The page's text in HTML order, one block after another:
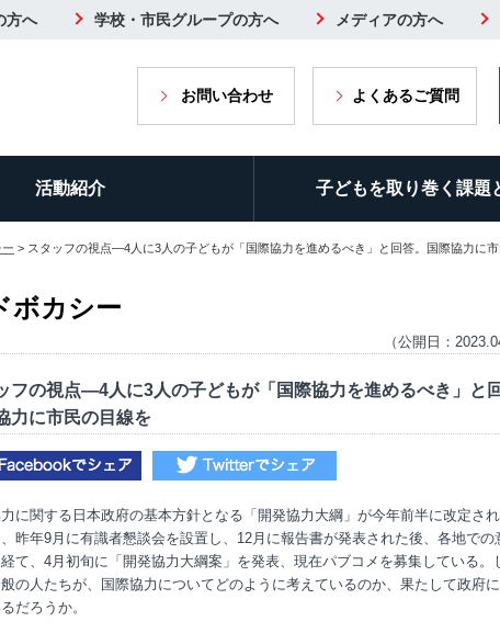
方へ 学校・市民グループの方へ メディアの方へ
お問い合わせ よくあるご質問
活動紹介 子どもを取り巻く課題
> スタッフの視点―4人に3人の子どもが「国際協力を進めるべき」と回答。国際協力に
ボカシー
（公開日：
フの視点―4人に3人の子どもが「国際協力を進めるべき」と
力に市民の目線を
に関する日本政府の基本方針となる「開発協力大綱」が今年前半に改定さ
昨年9月に有識者懇談会を設置し、12月に報告書が発表された後、各地での
て、4月初旬に「開発協力大綱案」を発表、現在パブコメを募集している。
の人たちが、国際協力についてどのように考えているのか、果たして政府
だろうか。